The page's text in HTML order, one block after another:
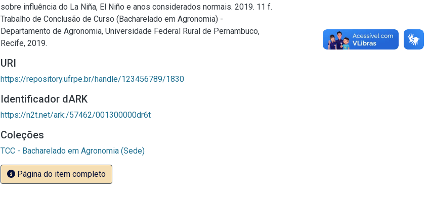
sobre influência do La Niña, El Niño e anos considerados normais. 2019. 11 f.
Trabalho de Conclusão de Curso (Bacharelado em Agronomia) -
Departamento de Agronomia, Universidade Federal Rural de Pernambuco,
Recife, 2019.
URI
https://repository.ufrpe.br/handle/123456789/1830
Identificador dARK
https://n2t.net/ark:/57462/001300000dr6t
Coleções
TCC - Bacharelado em Agronomia (Sede)
Página do item completo